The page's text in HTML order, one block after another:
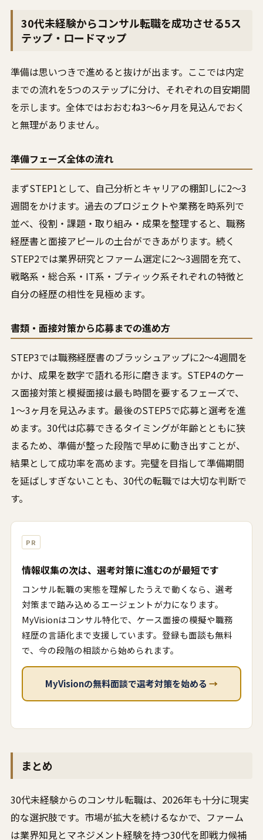
30代未経験からコンサル転職を成功させる5ス
テップ・ロードマップ
準備は思いつきで進めると抜けが出ます。ここでは内定
までの流れを5つのステップに分け、それぞれの目安期間
を示します。全体ではおおむね3〜6ヶ月を見込んでおく
と無理がありません。
準備フェーズ全体の流れ
まずSTEP1として、自己分析とキャリアの棚卸しに2〜3
週間をかけます。過去のプロジェクトや業務を時系列で
並べ、役割・課題・取り組み・成果を整理すると、職務
経歴書と面接アピールの土台ができあがります。続く
STEP2では業界研究とファーム選定に2〜3週間を充て、
戦略系・総合系・IT系・ブティック系それぞれの特徴と
自分の経歴の相性を見極めます。
書類・面接対策から応募までの進め方
STEP3では職務経歴書のブラッシュアップに2〜4週間を
かけ、成果を数字で語れる形に磨きます。STEP4のケー
ス面接対策と模擬面接は最も時間を要するフェーズで、
1〜3ヶ月を見込みます。最後のSTEP5で応募と選考を進
めます。30代は応募できるタイミングが年齢とともに狭
まるため、準備が整った段階で早めに動き出すことが、
結果として成功率を高めます。完璧を目指して準備期間
を延ばしすぎないことも、30代の転職では大切な判断で
す。
PR
情報収集の次は、選考対策に進むのが最短です
コンサル転職の実態を理解したうえで動くなら、選考
対策まで踏み込めるエージェントが力になります。
MyVisionはコンサル特化で、ケース面接の模擬や職務
経歴の言語化まで支援しています。登録も面談も無料
で、今の段階の相談から始められます。
MyVisionの無料面談で選考対策を始める →
まとめ
30代未経験からのコンサル転職は、2026年も十分に現実
的な選択肢です。市場が拡大を続けるなかで、ファーム
は業界知見とマネジメント経験を持つ30代を即戦力候補